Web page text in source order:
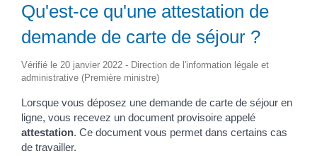
Qu'est-ce qu'une attestation de
demande de carte de séjour ?
Vérifié le 20 janvier 2022 - Direction de l'information légale et
administrative (Première ministre)
Lorsque vous déposez une demande de carte de séjour en
ligne, vous recevez un document provisoire appelé
attestation. Ce document vous permet dans certains cas
de travailler.